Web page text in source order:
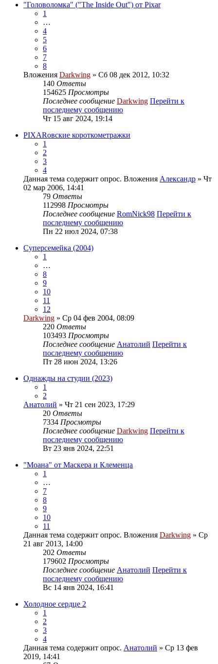
"Головоломка" ("The Inside Out") от Pixar
1
…
4
5
6
7
8
Вложения Darkwing » Сб 08 дек 2012, 10:32
140 Ответы
154625 Просмотры
Последнее сообщение Darkwing Перейти к
последнему сообщению
Чт 15 авг 2024, 19:14
PIXARовские короткометражки
1
2
3
4
Данная тема содержит опрос. Вложения Александр » Чт
02 мар 2006, 14:41
79 Ответы
112998 Просмотры
Последнее сообщение RomNick98 Перейти к
последнему сообщению
Пн 22 июл 2024, 07:38
Суперсемейка (2004)
1
…
8
9
10
11
12
Darkwing » Ср 04 фев 2004, 08:09
220 Ответы
103493 Просмотры
Последнее сообщение Анатолий Перейти к
последнему сообщению
Пт 28 июн 2024, 13:26
Однажды на студии (2023)
1
2
Анатолий » Чт 21 сен 2023, 17:29
20 Ответы
7334 Просмотры
Последнее сообщение Darkwing Перейти к
последнему сообщению
Вт 23 янв 2024, 22:51
"Моана" от Маскера и Клеменца
1
…
7
8
9
10
11
Данная тема содержит опрос. Вложения Darkwing » Ср
21 авг 2013, 14:00
202 Ответы
179602 Просмотры
Последнее сообщение Анатолий Перейти к
последнему сообщению
Вс 14 янв 2024, 16:41
Холодное сердце 2
1
2
3
4
Данная тема содержит опрос. Анатолий » Ср 13 фев
2019, 14:41